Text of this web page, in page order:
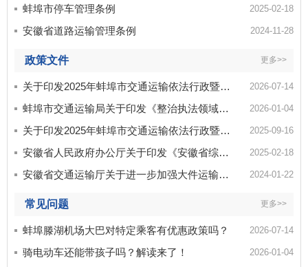
2025-02-18
蚌埠市停车管理条例
2024-11-28
安徽省道路运输管理条例
更多>>
政策文件
2026-07-14
关于印发2025年蚌埠市交通运输依法行政暨法制工作要点和2025年蚌埠市交通运输行业法制宣传教育...
2026-01-04
蚌埠市交通运输局关于印发《整治执法领域突出问题规范提升执法服务水平专项行动实施方案》的通知
2025-09-16
关于印发2025年蚌埠市交通运输依法行政暨法制工作要点和2025年蚌埠市交通运输行业法制宣传教育...
2025-02-18
安徽省人民政府办公厅关于印发《安徽省综合交通发展能级提升行动方案》的通知
2024-01-22
安徽省交通运输厅关于进一步加强大件运输管理服务工作的通知
更多>>
常见问题
2026-07-14
蚌埠滕湖机场大巴对特定乘客有优惠政策吗？
2026-01-04
骑电动车还能带孩子吗？解读来了！